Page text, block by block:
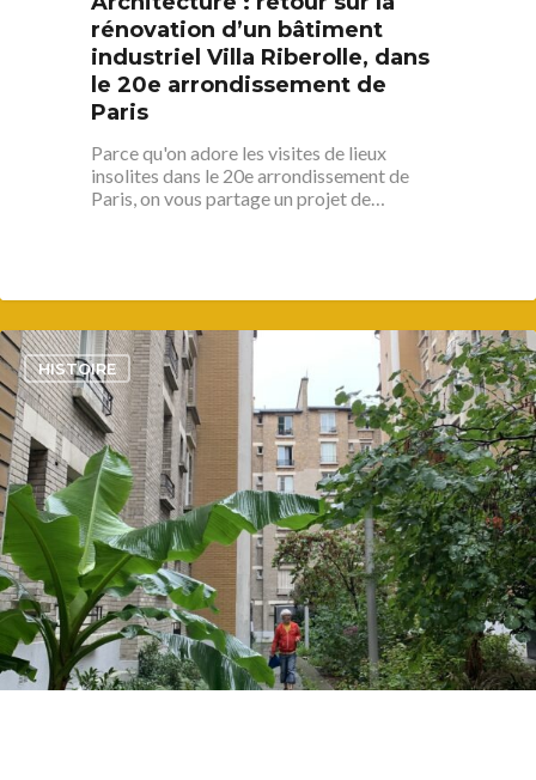
rénovation d’un bâtiment
industriel Villa Riberolle, dans
le 20e arrondissement de
Paris
Parce qu'on adore les visites de lieux
insolites dans le 20e arrondissement de
Paris, on vous partage un projet de…
HISTOIRE
3
S’informer
Commerces
Histoire
Bars et cafés
Restos
Se bouger
Agenda
Enfants
Sport & bien-être
Par quartier
Télégraphe
Père Lachaise /
Plaine Lagny
Saint-Blaise / Réunion
Nous Soutenir